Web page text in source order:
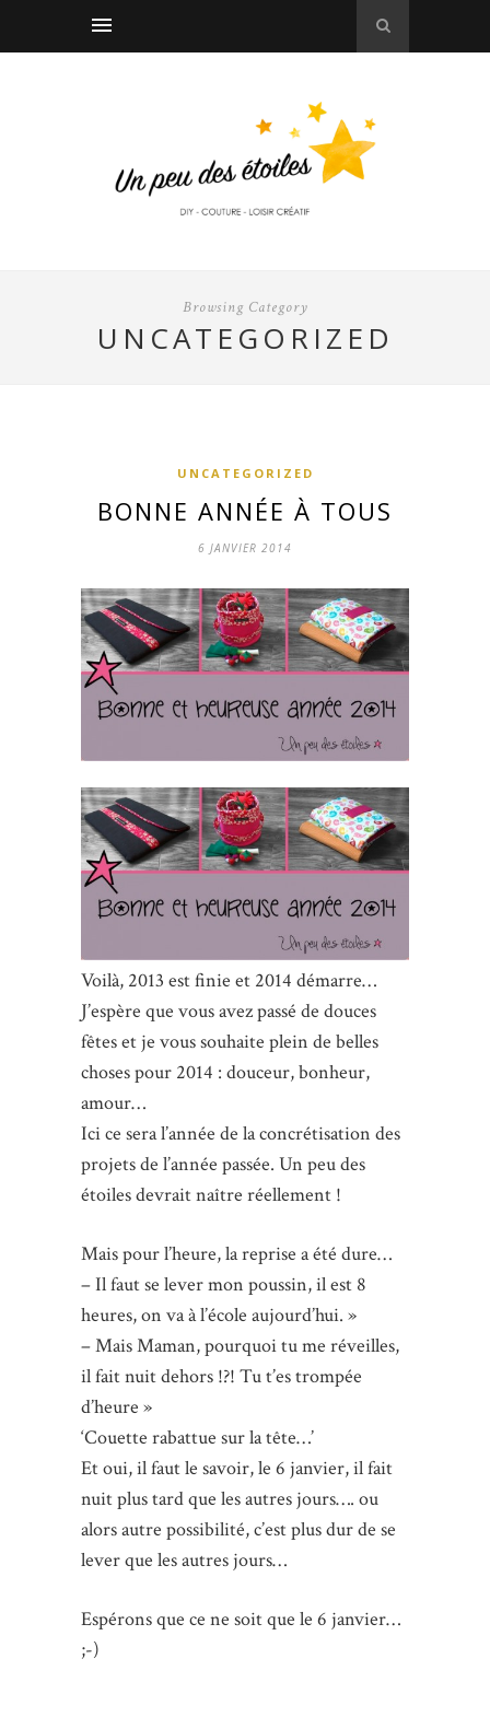
Browsing Category
UNCATEGORIZED
UNCATEGORIZED
BONNE ANNÉE À TOUS
6 JANVIER 2014
Voilà, 2013 est finie et 2014 démarre…
J’espère que vous avez passé de douces
fêtes et je vous souhaite plein de belles
choses pour 2014 : douceur, bonheur,
amour…
Ici ce sera l’année de la concrétisation des
projets de l’année passée. Un peu des
étoiles devrait naître réellement !
Mais pour l’heure, la reprise a été dure…
– Il faut se lever mon poussin, il est 8
heures, on va à l’école aujourd’hui. »
– Mais Maman, pourquoi tu me réveilles,
il fait nuit dehors !?! Tu t’es trompée
d’heure »
‘Couette rabattue sur la tête…’
Et oui, il faut le savoir, le 6 janvier, il fait
nuit plus tard que les autres jours…. ou
alors autre possibilité, c’est plus dur de se
lever que les autres jours…
Espérons que ce ne soit que le 6 janvier…
;-)